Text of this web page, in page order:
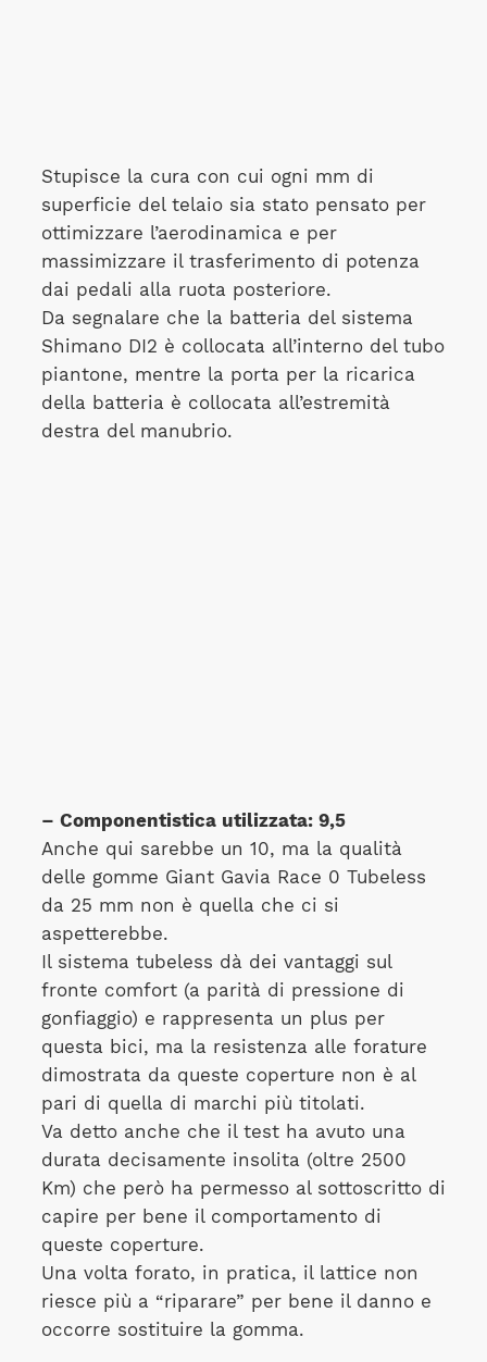
Stupisce la cura con cui ogni mm di
superficie del telaio sia stato pensato per
ottimizzare l’aerodinamica e per
massimizzare il trasferimento di potenza
dai pedali alla ruota posteriore.
Da segnalare che la batteria del sistema
Shimano DI2 è collocata all’interno del tubo
piantone, mentre la porta per la ricarica
della batteria è collocata all’estremità
destra del manubrio.
– Componentistica utilizzata: 9,5
Anche qui sarebbe un 10, ma la qualità
delle gomme Giant Gavia Race 0 Tubeless
da 25 mm non è quella che ci si
aspetterebbe.
Il sistema tubeless dà dei vantaggi sul
fronte comfort (a parità di pressione di
gonfiaggio) e rappresenta un plus per
questa bici, ma la resistenza alle forature
dimostrata da queste coperture non è al
pari di quella di marchi più titolati.
Va detto anche che il test ha avuto una
durata decisamente insolita (oltre 2500
Km) che però ha permesso al sottoscritto di
capire per bene il comportamento di
queste coperture.
Una volta forato, in pratica, il lattice non
riesce più a “riparare” per bene il danno e
occorre sostituire la gomma.